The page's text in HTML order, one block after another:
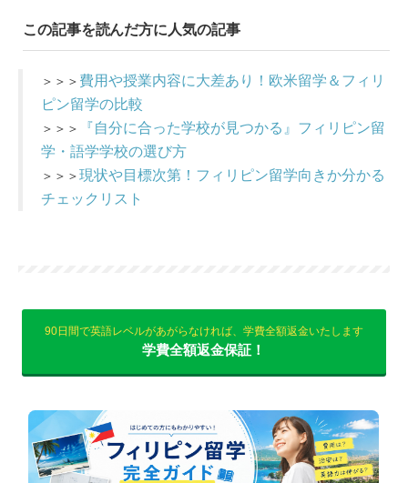
この記事を読んだ方に人気の記事
＞＞＞ 費用や授業内容に大差あり！欧米留学＆フィリ
ピン留学の比較
＞＞＞
『自分に合った学校が見つかる』フィリピン留
学・語学学校の選び方
＞＞＞現状や目標次第！フィリピン留学向きか分かる
チェックリスト
90日間で英語レベルがあがらなければ、学費全額返金いたします
学費全額返金保証！